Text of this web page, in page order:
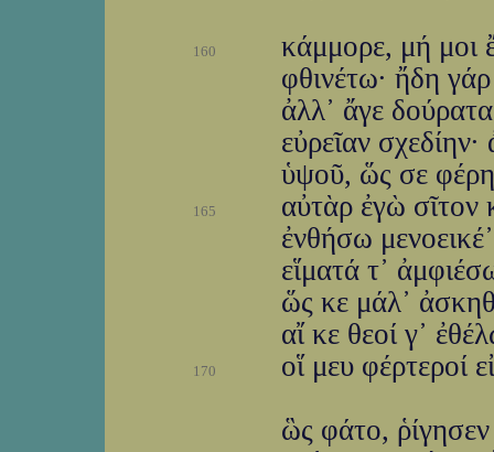
160
κάμμορε, μή μοι
φθινέτω· ἤδη
ἀλλ᾽ ἄγε
εὐρεῖαν
ὑψοῦ, ὥς σε
165
αὐτὰρ ἐγὼ σῖτον
ἐνθήσω
εἵματά τ᾽
ὥς κε μάλ᾽
αἴ κε θεοί γ᾽
170
οἵ μευ φέρτεροί
ὣς φάτο,